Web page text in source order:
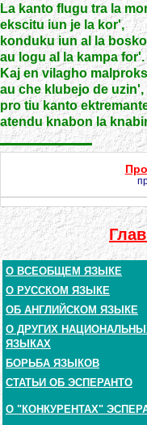
La kanto flugu tra la
ekscitu iun je la kor',
konduku iun al la bosko
au logu al la kampa for'.
Kaj en vilagho
au che klubejo de uzin',
pro tiu kanto
atendu knabon la
О ВСЕОБЩЕМ ЯЗЫКЕ
О РУССКОМ ЯЗЫКЕ
ОБ АНГЛИЙСКОМ ЯЗЫКЕ
О ДРУГИХ
ЯЗЫКАХ
БОРЬБА ЯЗЫКОВ
СТАТЬИ ОБ ЭСПЕРАНТО
О "КОНКУРЕНТАХ"